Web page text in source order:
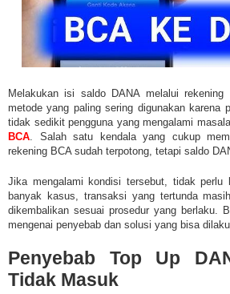
Melakukan isi saldo DANA melalui
metode yang paling sering digunakan karena
tidak sedikit pengguna yang mengalami
BCA. Salah satu kendala yang cukup
rekening BCA sudah terpotong, tetapi saldo
Jika mengalami kondisi tersebut, tidak perlu
banyak kasus, transaksi yang tertunda
dikembalikan sesuai prosedur yang berlaku.
mengenai penyebab dan solusi yang bisa
Penyebab Top Up
Tidak Masuk